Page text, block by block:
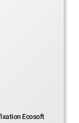
Ecosoft